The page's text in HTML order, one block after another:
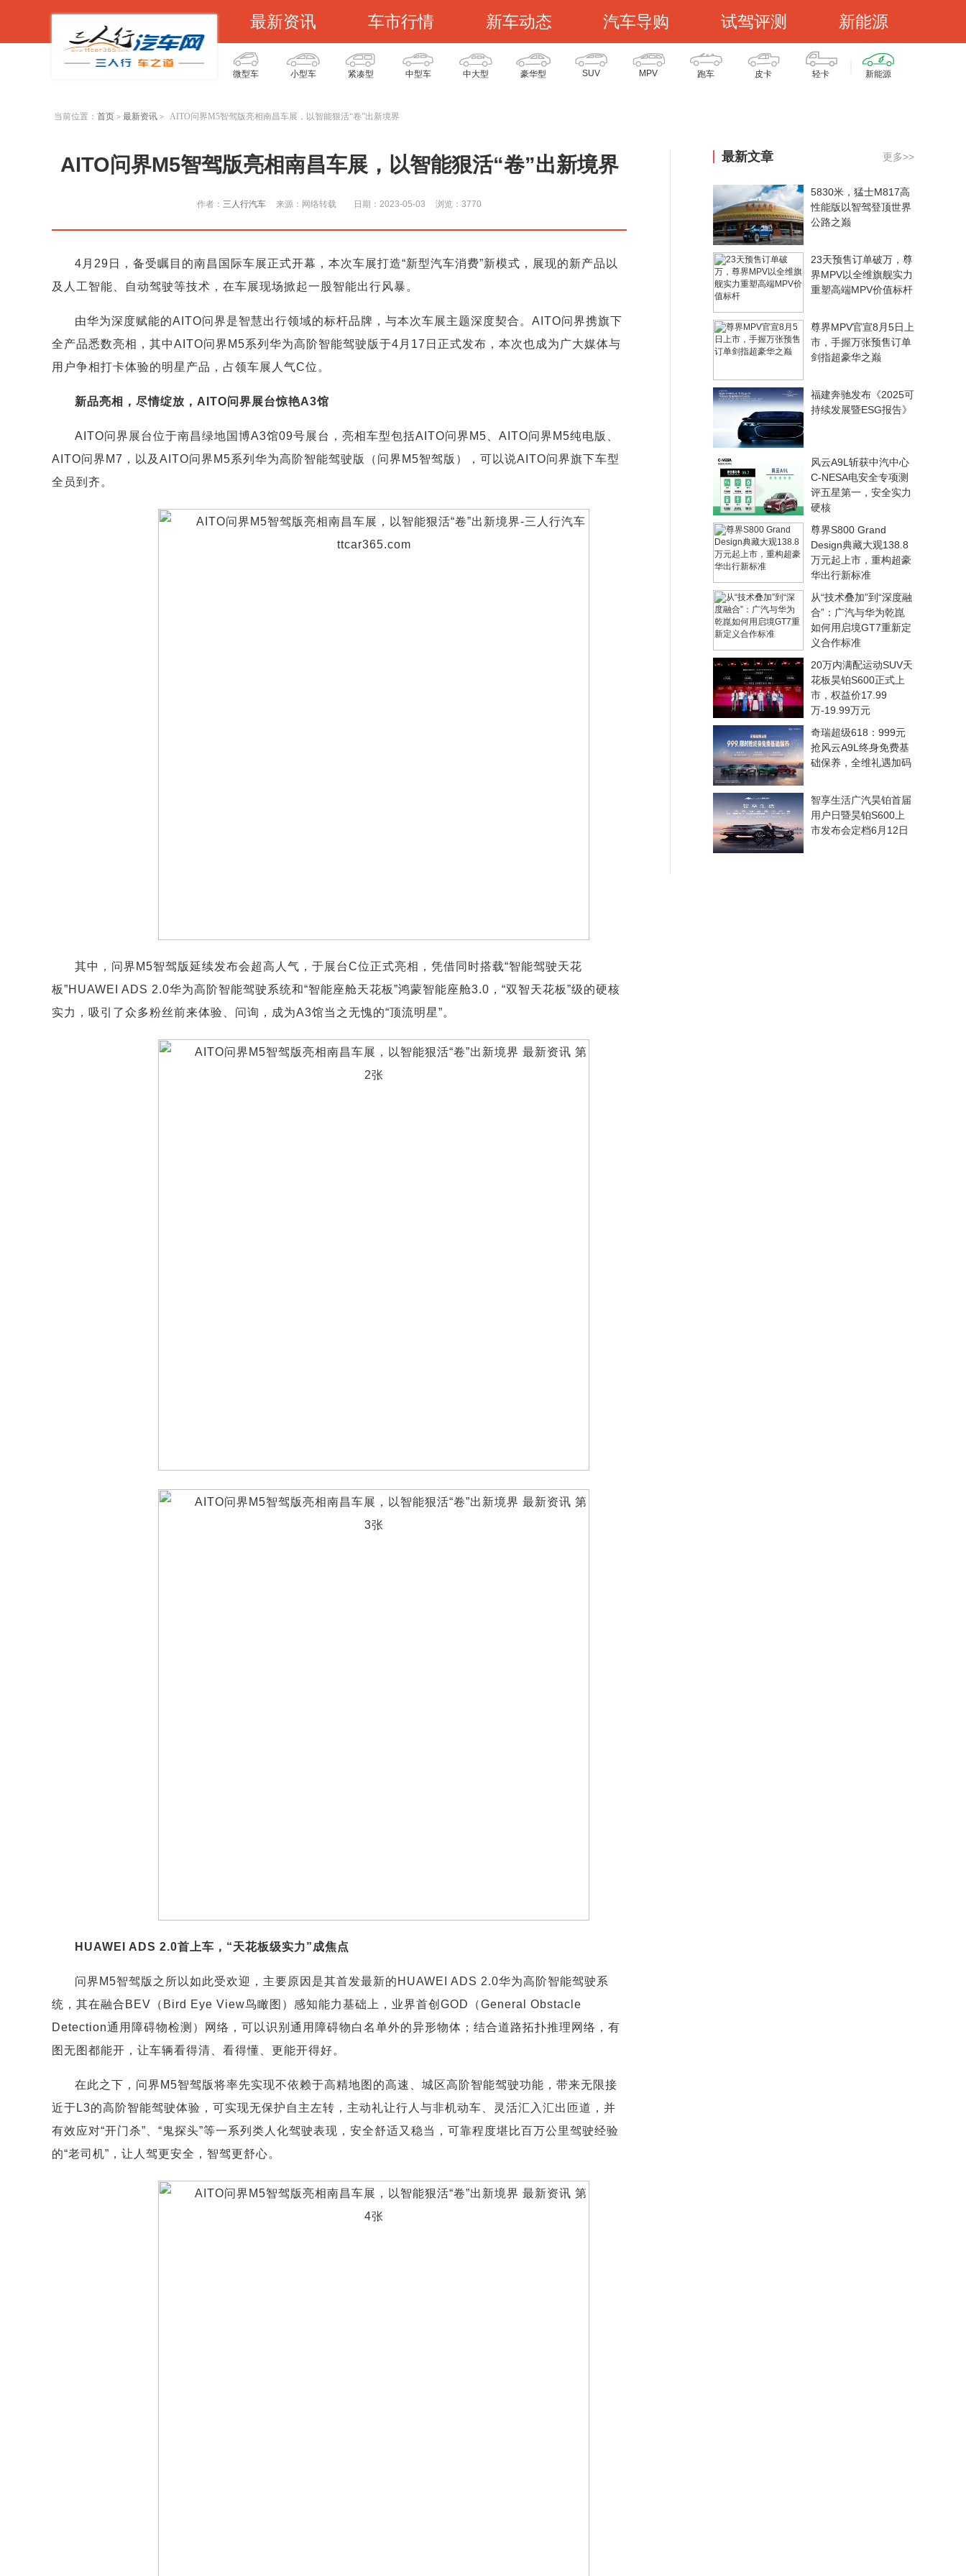
最新资讯 车市行情 新车动态 汽车导购 试驾评测 新能源
微型车 小型车 紧凑型 中型车 中大型 豪华型 SUV MPV 跑车 皮卡 轻卡 新能源
当前位置： 首页 > 最新资讯 > AITO问界M5智驾版亮相南昌车展，以智能狠活“卷”出新境界
AITO问界M5智驾版亮相南昌车展，以智能狠活“卷”出新境界
作者： 三人行汽车 来源：网络转载 日期：2023-05-03 浏览：3770
4月29日，备受瞩目的南昌国际车展正式开幕，本次车展打造“新型汽车消费”新模式，展现的新产品以
及人工智能、自动驾驶等技术，在车展现场掀起一股智能出行风暴。
由华为深度赋能的AITO问界是智慧出行领域的标杆品牌，与本次车展主题深度契合。AITO问界携旗下
全产品悉数亮相，其中AITO问界M5系列华为高阶智能驾驶版于4月17日正式发布，本次也成为广大媒体与
用户争相打卡体验的明星产品，占领车展人气C位。
新品亮相，尽情绽放，AITO问界展台惊艳A3馆
AITO问界展台位于南昌绿地国博A3馆09号展台，亮相车型包括AITO问界M5、AITO问界M5纯电版、
AITO问界M7，以及AITO问界M5系列华为高阶智能驾驶版（问界M5智驾版），可以说AITO问界旗下车型
全员到齐。
其中，问界M5智驾版延续发布会超高人气，于展台C位正式亮相，凭借同时搭载“智能驾驶天花
板”HUAWEI ADS 2.0华为高阶智能驾驶系统和“智能座舱天花板”鸿蒙智能座舱3.0，“双智天花板”级的硬核
实力，吸引了众多粉丝前来体验、问询，成为A3馆当之无愧的“顶流明星”。
HUAWEI ADS 2.0首上车，“天花板级实力”成焦点
问界M5智驾版之所以如此受欢迎，主要原因是其首发最新的HUAWEI ADS 2.0华为高阶智能驾驶系
统，其在融合BEV（Bird Eye View鸟瞰图）感知能力基础上，业界首创GOD（General Obstacle
Detection通用障碍物检测）网络，可以识别通用障碍物白名单外的异形物体；结合道路拓扑推理网络，有
图无图都能开，让车辆看得清、看得懂、更能开得好。
在此之下，问界M5智驾版将率先实现不依赖于高精地图的高速、城区高阶智能驾驶功能，带来无限接
近于L3的高阶智能驾驶体验，可实现无保护自主左转，主动礼让行人与非机动车、灵活汇入汇出匝道，并
有效应对“开门杀”、“鬼探头”等一系列类人化驾驶表现，安全舒适又稳当，可靠程度堪比百万公里驾驶经验
的“老司机”，让人驾更安全，智驾更舒心。
最新文章 更多>>
5830米，猛士M817高
性能版以智驾登顶世界
公路之巅
23天预售订单破万，尊
界MPV以全维旗舰实力
重塑高端MPV价值标杆
尊界MPV官宣8月5日上
市，手握万张预售订单
剑指超豪华之巅
福建奔驰发布《2025可
持续发展暨ESG报告》
风云A9L斩获中汽中心
C-NESA电安全专项测
评五星第一，安全实力
硬核
尊界S800 Grand
Design典藏大观138.8
万元起上市，重构超豪
华出行新标准
从“技术叠加”到“深度融
合”：广汽与华为乾崑
如何用启境GT7重新定
义合作标准
20万内满配运动SUV天
花板昊铂S600正式上
市，权益价17.99
万-19.99万元
奇瑞超级618：999元
抢风云A9L终身免费基
础保养，全维礼遇加码
智享生活广汽昊铂首届
用户日暨昊铂S600上
市发布会定档6月12日